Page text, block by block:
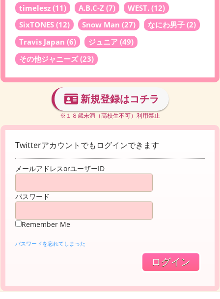
timelesz (11) A.B.C-Z (7) WEST. (12)
SixTONES (12) Snow Man (27) なにわ男子 (2)
Travis Japan (6) ジュニア (49)
その他ジャニーズ(23)
新規登録はコチラ
※１８歳未満（高校生不可）利用禁止
Twitterアカウントでもログインできます
メールアドレスorユーザーID
パスワード
Remember Me
パスワードを忘れてしまった